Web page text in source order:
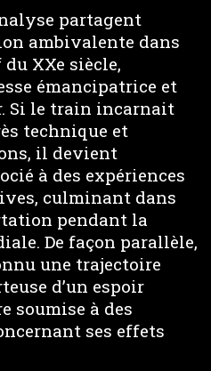
partagent
ambivalente dans
XXe siècle,
émancipatrice et
Si le train incarnait
technique et
il devient
à des expériences
culminant dans
pendant la
De façon parallèle,
une trajectoire
d’un espoir
soumise à des
ses effets